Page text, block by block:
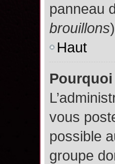
panneau
brouillons
Haut
vous
possible
groupe